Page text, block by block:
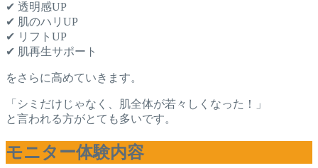
✔ 透明感UP
✔ 肌のハリUP
✔ リフトUP
✔ 肌再生サポート
をさらに高めていきます。
「シミだけじゃなく、肌全体が若々しくなった！」
と言われる方がとても多いです。
モニター体験内容